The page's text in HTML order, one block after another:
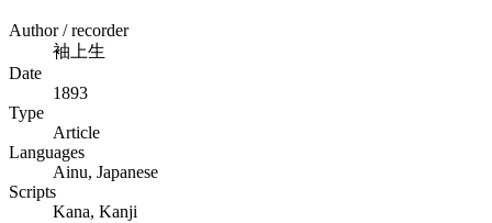
Author / recorder
袖上生
Date
1893
Type
Article
Languages
Ainu, Japanese
Scripts
Kana, Kanji